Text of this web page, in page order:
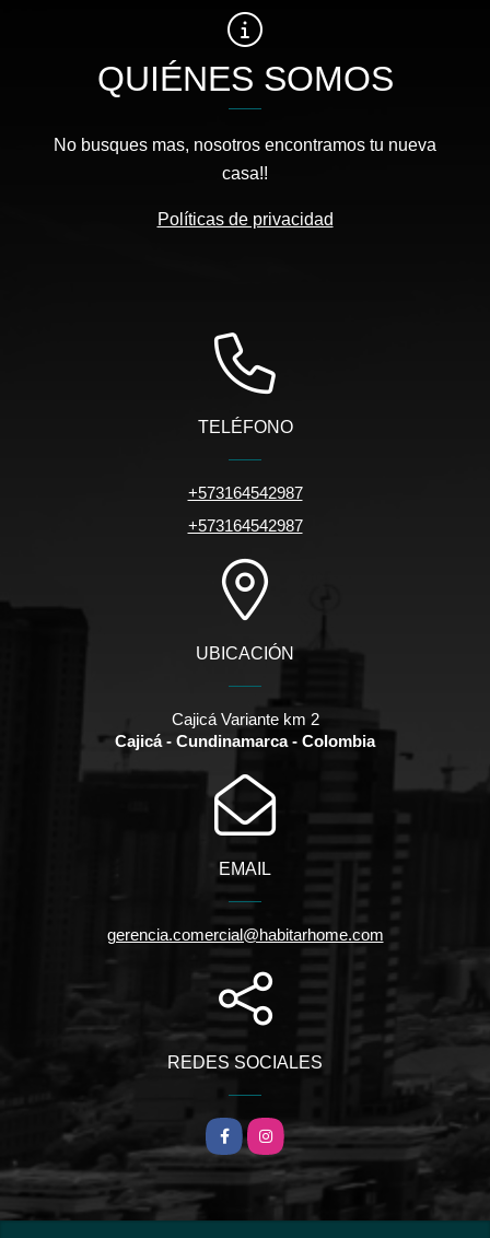
QUIÉNES SOMOS
No busques mas, nosotros encontramos tu nueva
casa!!
Políticas de privacidad
TELÉFONO
+573164542987
+573164542987
UBICACIÓN
Cajicá Variante km 2
Cajicá - Cundinamarca - Colombia
EMAIL
gerencia.comercial@habitarhome.com
REDES SOCIALES
FacebookInstagram